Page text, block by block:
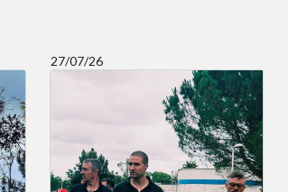
27/07/26